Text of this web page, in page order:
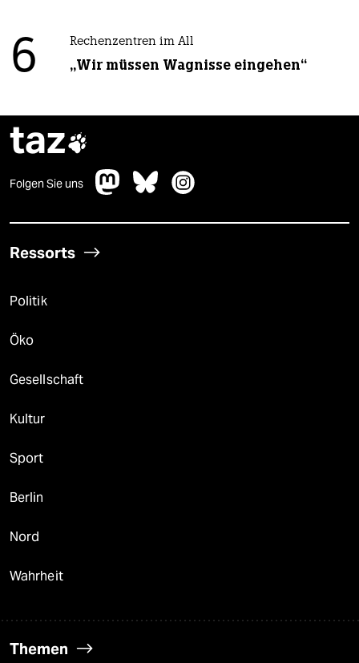
6 Rechenzentren im All
„Wir müssen Wagnisse eingehen“
taz
Folgen Sie uns
Ressorts
Politik
Öko
Gesellschaft
Kultur
Sport
Berlin
Nord
Wahrheit
Themen